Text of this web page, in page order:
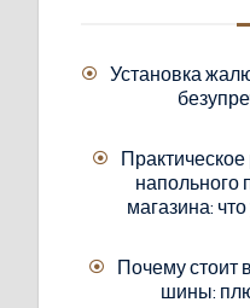
Установка
напольного
магазина:
Почему стоит
шины: